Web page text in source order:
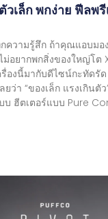
ตัวเล็ก พกง่าย ฟีลพ
กความรู้สึก ถ้าคุณแอบม
ยากพกสิ่งของใหญ่โต
องนี้มากับดีไซน์กะทัดรัด
ยว่า “ของเล็ก แรงเกิน
บ ฮีตเตอร์แบบ Pure